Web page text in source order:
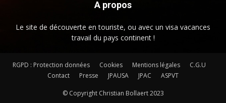
A propos
Le site de découverte en touriste, ou avec un visa vacances
travail du pays continent !
RGPD : Protection données Cookies Mentions légales
C.G.U
Contact
Presse JPAUSA JPAC ASPVT
© Copyright Christian Bollaert 2023